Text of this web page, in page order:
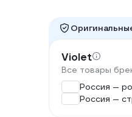
Violet
Все товары
Россия —
Россия —